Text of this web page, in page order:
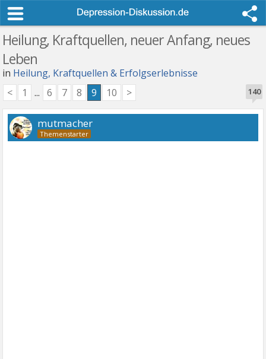
Heilung, Kraftquellen, neuer Anfang, neues
Leben
in Heilung, Kraftquellen & Erfolgserlebnisse
140
< 1 ... 6 7 8 9 10 >
mutmacher